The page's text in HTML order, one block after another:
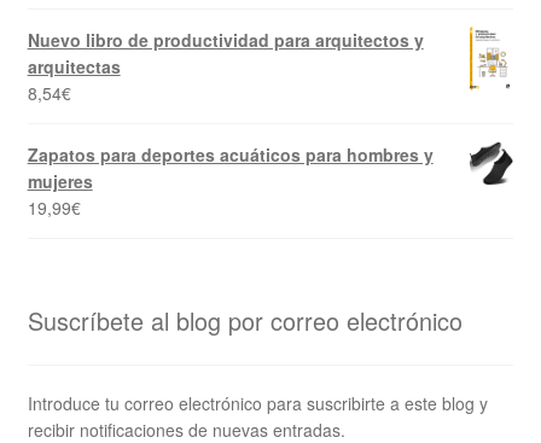
Nuevo libro de productividad para arquitectos y
arquitectas
8,54€
Zapatos para deportes acuáticos para hombres y
mujeres
19,99€
Suscríbete al blog por correo electrónico
Introduce tu correo electrónico para suscribirte a este blog y
recibir notificaciones de nuevas entradas.